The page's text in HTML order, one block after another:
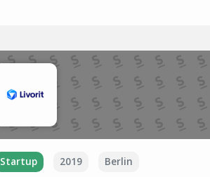
Startup 2019 Berlin